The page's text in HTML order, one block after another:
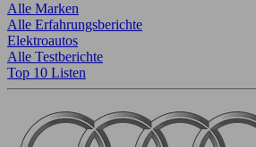
Alle Marken
Alle Erfahrungsberichte
Elektroautos
Alle Testberichte
Top 10 Listen